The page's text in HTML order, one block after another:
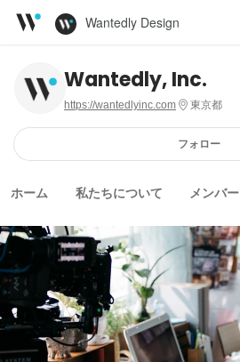
Wantedly Design
Wantedly, Inc.
https://wantedlyinc.com 東京都
フォロー
ホーム 私たちについて メンバー